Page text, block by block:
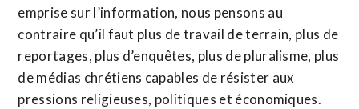
emprise sur l’information, nous pensons au
contraire qu’il faut plus de travail de terrain, plus de
reportages, plus d’enquêtes, plus de pluralisme, plus
de médias chrétiens capables de résister aux
pressions religieuses, politiques et économiques.